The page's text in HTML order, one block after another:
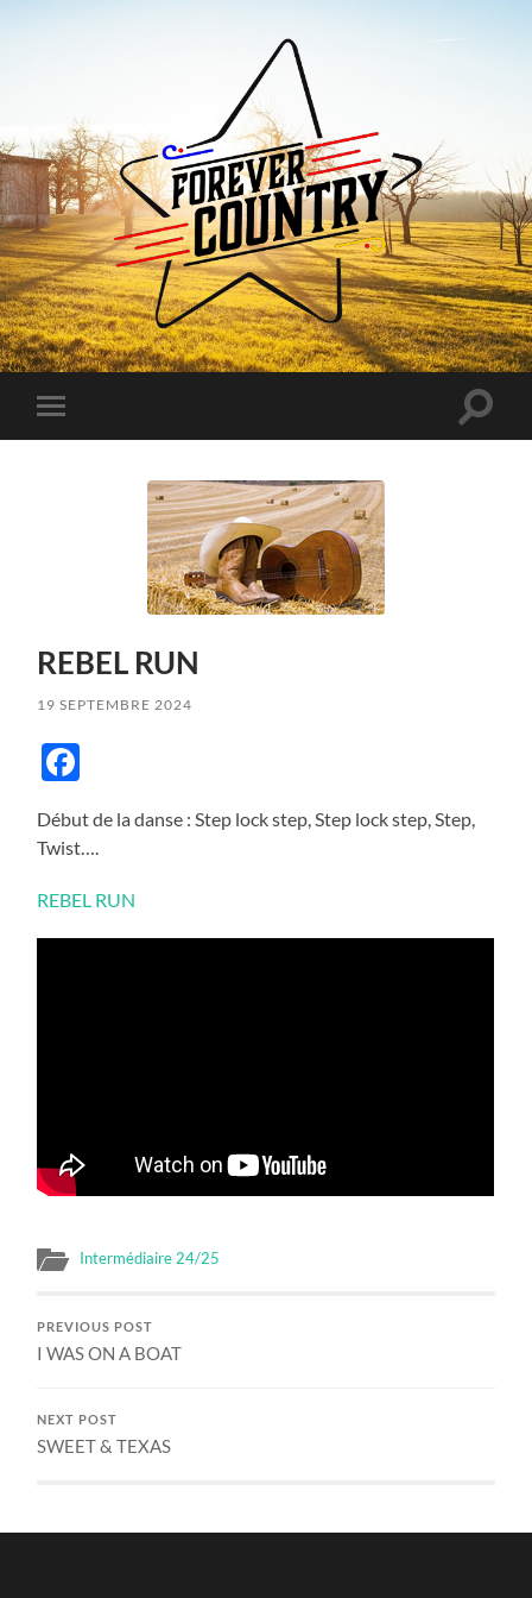
Forever
Country
Toggle
mobile
Toggle
REBEL RUN
19 SEPTEMBRE 2024
Début de la danse : Step lock step, Step lock step, Step,
Twist….
REBEL RUN
Intermédiaire 24/25
PREVIOUS POST
I WAS ON A BOAT
NEXT POST
SWEET & TEXAS